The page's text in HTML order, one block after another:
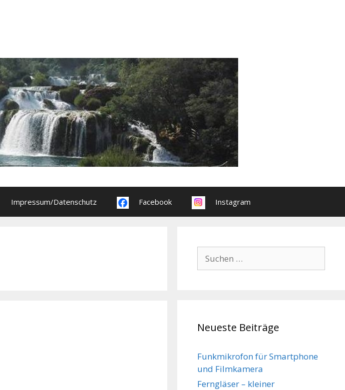
Impressum/Datenschutz Facebook Instagram
nach:
Neueste Beiträge
Funkmikrofon für Smartphone
und Filmkamera
Ferngläser – kleiner